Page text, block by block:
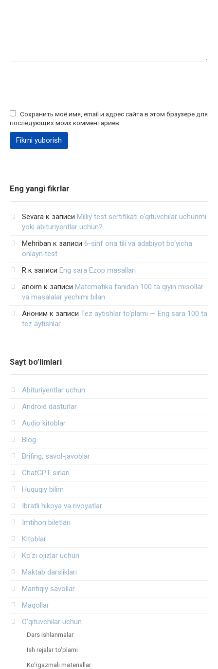
Сохранить моё имя, email и адрес сайта в этом браузере для
последующих моих комментариев.
Eng yangi fikrlar
Sevara к записи Milliy test sertifikati o‘qituvchilar uchunmi
yoki abituriyentlar uchun?
Mehriban к записи 6-sinf ona tili va adabiyot bo‘yicha
onlayn test
R к записи Eng sara Ezop masallari
anoim к записи Matematika fanidan 100 ta qiyin misollar
va masalalar yechimi bilan
Аноним к записи Tez aytishlar to‘plami — Eng sara 100 ta
tez aytishlar
Sayt bo’limlari
Abituriyentlar uchun
Android dasturlar
Audio kitoblar
Blog
Brifing, savol-javoblar
ChatGPT sirlari
Huquqiy bilim
Ibratli hikoya va rivoyatlar
Imtihon biletlari
Kitoblar
Ko‘zi ojizlar uchun
Maktab darsliklari
Mantiqiy savollar
Maqollar
O‘qituvchilar uchun
Dars ishlanmalar
Ish rejalar to‘plami
Ko‘rgazmali materiallar